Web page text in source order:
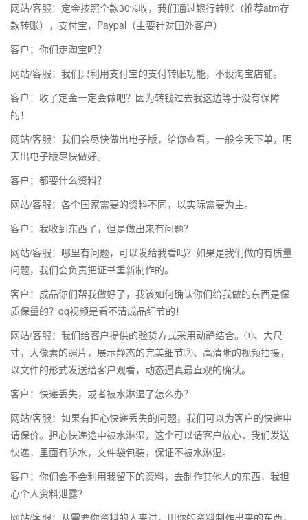
网站/客服：定金按照全款30%收，我们通过银行转账（推荐atm存
款转账），支付宝，Paypal（主要针对国外客户）
客户：你们走淘宝吗？
网站/客服：我们只利用支付宝的支付转账功能，不设淘宝店铺。
客户：收了定金一定会做吧？因为转钱过去我这边等于没有保障
的！
网站/客服：我们会尽快做出电子版，给你查看，一般今天下单，明
天出电子版尽快做好。
客户：都要什么资料？
网站/客服：各个国家需要的资料不同，以实际需要为主。
客户：我收到东西了，但是做出来有问题？
网站/客服：哪里有问题，可以发给我看吗？如果是我们做的有质量
问题，我们会负责把证书重新制作的。
客户：成品你们帮我做好了，我该如何确认你们给我做的东西是保
质保量的？qq视频是看不清成品细节的！
网站/客服：我们给客户提供的验货方式采用动静结合。①、大尺
寸，大像素的照片，展示静态的完美细节②、高清晰的视频拍摄，
以文件的形式发送给客户观看，动态逼真最直观的确认。
客户：快递丢失，或者被水淋湿了怎么办？
网站/客服：如果有担心快递丢失的问题，我们可以为客户的快递申
请保价。担心快递途中被水淋湿，这个可以请客户放心，我们发送
快递，里面有防水，文件袋包装，保证不被水淋湿。
客户：你们会不会利用我留下的资料，去制作其他人的东西，我担
心个人资料泄露？
网站/客服：从需要你资料的人来讲，用你的资料制作出来的东西，